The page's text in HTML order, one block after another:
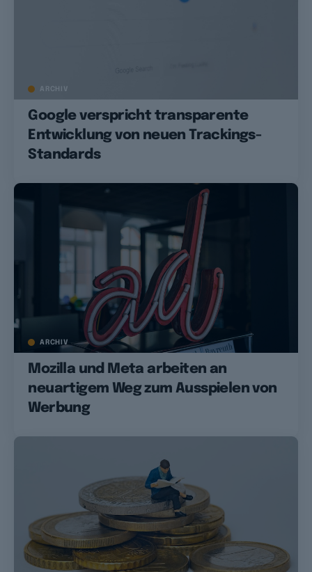
ARCHIV
Google verspricht transparente
Entwicklung von neuen Trackings-
Standards
ARCHIV
Mozilla und Meta arbeiten an
neuartigem Weg zum Ausspielen von
Werbung